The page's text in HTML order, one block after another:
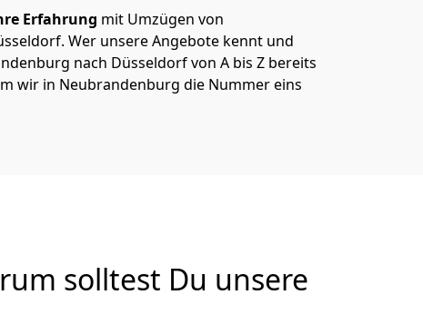
Erfahrung mit Umzügen von
Wer unsere Angebote kennt und
nach Düsseldorf von A bis Z bereits
wir in Neubrandenburg die Nummer eins
solltest Du unsere